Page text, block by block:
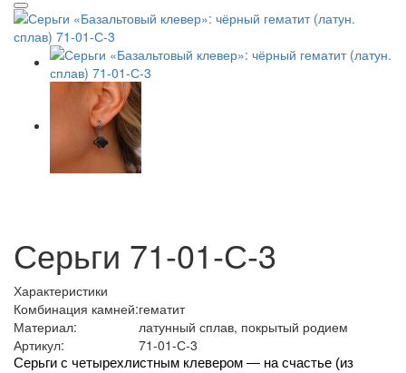
Серьги 71-01-С-3
Характеристики
Комбинация камней:гематит
Материал:
латунный сплав, покрытый родием
Артикул:
71-01-С-3
Серьги с четырехлистным клевером — на счастье (из